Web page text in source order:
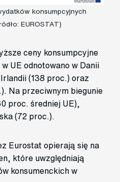
konsumpcyjnych
EUROSTAT)
ceny konsumpcyjne
UE odnotowano w Danii
(138 proc.) oraz
Na przeciwnym biegunie
proc. średniej UE),
(72 proc.).
Eurostat opierają się na
które uwzględniają
konsumenckich w